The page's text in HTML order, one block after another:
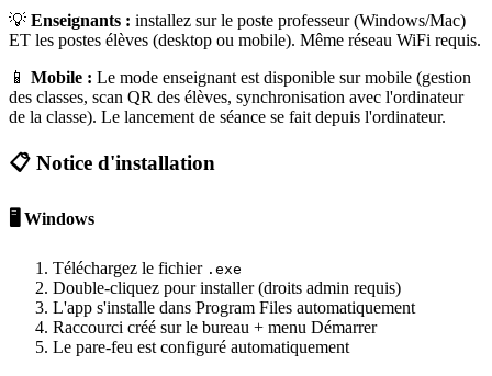
💡 Enseignants : installez sur le poste professeur (Windows/Mac)
ET les postes élèves (desktop ou mobile). Même réseau WiFi requis.
📱 Mobile : Le mode enseignant est disponible sur mobile (gestion
des classes, scan QR des élèves, synchronisation avec l'ordinateur
de la classe). Le lancement de séance se fait depuis l'ordinateur.
📋 Notice d'installation
🖥️ Windows
Téléchargez le fichier .exe
Double-cliquez pour installer (droits admin requis)
L'app s'installe dans Program Files automatiquement
Raccourci créé sur le bureau + menu Démarrer
Le pare-feu est configuré automatiquement